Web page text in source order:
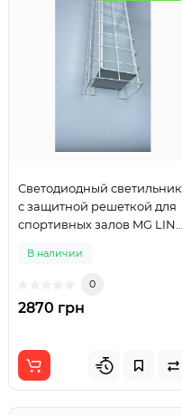
Светодиодный светильник
с защитной решеткой для
спортивных залов MG LINE
В наличии
0
2870 грн